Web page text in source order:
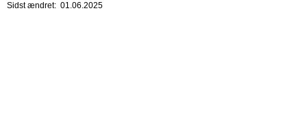
Sidst ændret: 01.06.2025